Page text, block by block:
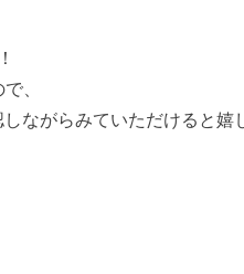
、
ながらみていただけると嬉